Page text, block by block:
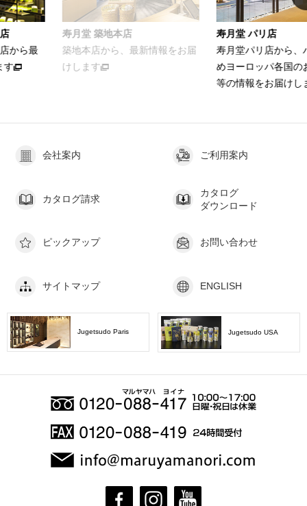
新情報をお届
寿月堂 パリ店
寿月堂パリ店から、パリをはじ
めヨーロッパ各国のお得意さま
お家でカンタ
お茶をおいし
ける簡単レシ
会社案内 ご利用案内
カタログ請求
カタログ
ダウンロード
ピックアップ お問い合わせ
サイトマップ ENGLISH
Jugetsudo Paris Jugetsudo USA